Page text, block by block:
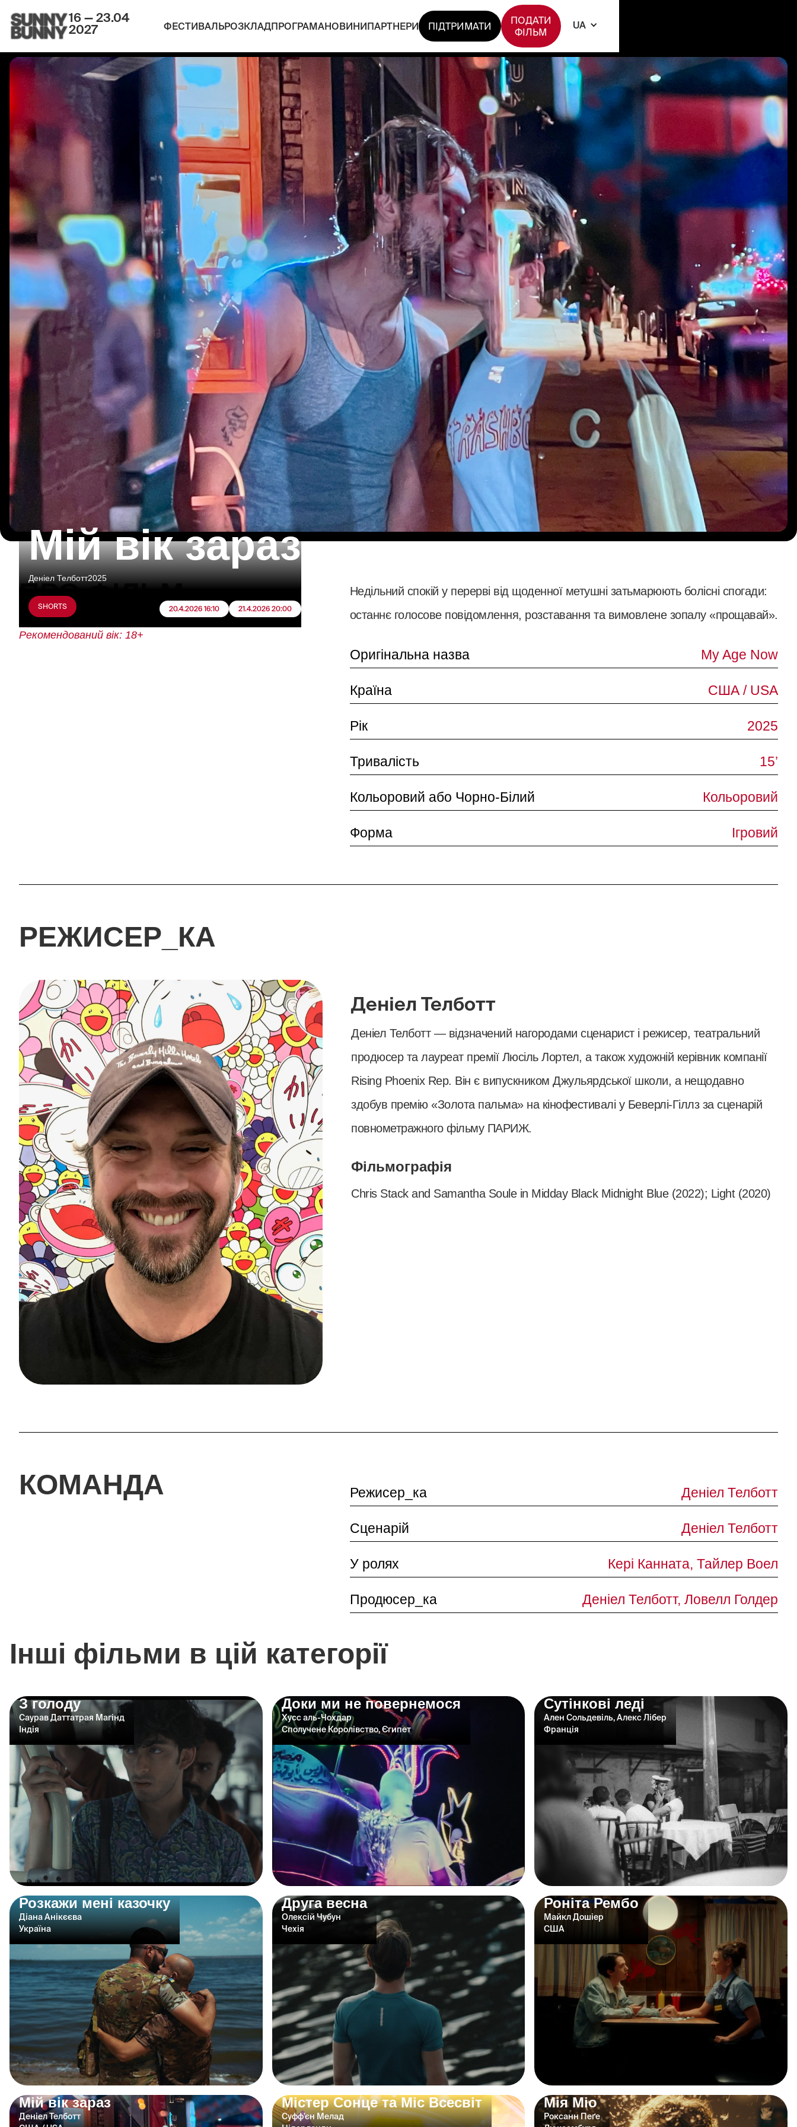
16 — 23.04
2027
ФЕСТИВАЛЬРОЗКЛАДПРОГРАМАНОВИНИПАРТНЕРИ ПІДТРИМАТИ
ПОДАТИ
ФІЛЬМ
UA
Мій вік зараз
Деніел Телботт2025
SHORTS 20.4.2026 16:10 21.4.2026 20:00
ПРО ФІЛЬМ
Рекомендований вік: 18+
Недільний спокій у перерві від щоденної метушні затьмарюють болісні спогади:
останнє голосове повідомлення, розставання та вимовлене зопалу «прощавай».
Оригінальна назва My Age Now
Країна США / USA
Рік 2025
Тривалість 15’
Кольоровий або Чорно-Білий Кольоровий
Форма Ігровий
РЕЖИСЕР_КА
Деніел Телботт
Деніел Телботт — відзначений нагородами сценарист і режисер, театральний
продюсер та лауреат премії Люсіль Лортел, а також художній керівник компанії
Rising Phoenix Rep. Він є випускником Джульярдської школи, а нещодавно
здобув премію «Золота пальма» на кінофестивалі у Беверлі-Гіллз за сценарій
повнометражного фільму ПАРИЖ.
Фільмографія
Chris Stack and Samantha Soule in Midday Black Midnight Blue (2022); Light (2020)
КОМАНДА Режисер_ка Деніел Телботт
Сценарій Деніел Телботт
У ролях Кері Канната, Тайлер Воел
Продюсер_ка Деніел Телботт, Ловелл Голдер
Інші фільми в цій категорії
З голоду
Саурав Даттатрая Магінд
Індія
Доки ми не повернемося
Хусс аль-Чохдар
Сполучене Королівство, Єгипет
Сутінкові леді
Ален Сольдевіль, Алекс Лібер
Франція
Розкажи мені казочку
Діана Анікєєва
Україна
Друга весна
Олексій Чубун
Чехія
Роніта Рембо
Майкл Дошіер
США
Мій вік зараз
Деніел Телботт
Містер Сонце та Міс Всесвіт
Суфф’єн Мелад
Мія Міо
Роксанн Пеґе